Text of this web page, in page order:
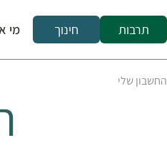
תרבות חינוך מי
החשבון שלי